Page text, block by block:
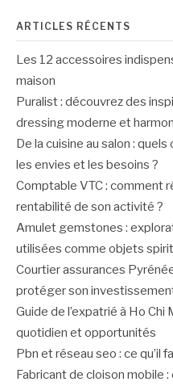
ARTICLES RÉCENTS
Les 12 accessoires
maison
Puralist : découvrez des
dressing moderne et
De la cuisine au salon :
les envies et les besoins ?
Comptable VTC : comment
rentabilité de son activité ?
Amulet gemstones :
utilisées comme objets
Courtier assurances
protéger son
Guide de l’expatrié à Ho Chi
quotidien et opportunités
Pbn et réseau seo : ce qu’il
Fabricant de cloison mobile